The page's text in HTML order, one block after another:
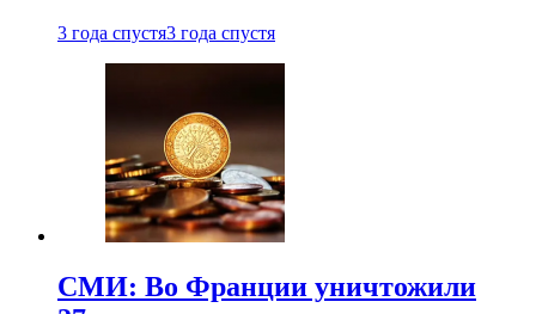
3 года спустя3 года спустя
СМИ: Во Франции уничтожили